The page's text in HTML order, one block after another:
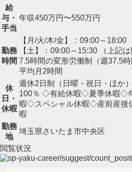
給
与・
手当
年収450万円〜550万円
勤務
時間
【月/火/木/金】：09:00～18:00
【土】：09:00～15:30 （上記
7.5時間の変形労働制（週37.5
平均月2時間
休
日・
休暇
週休2日制（日曜・祝日・ほか
100％ ◇有給休暇◇夏季休暇◇
暇◇スペシャル休暇◇産前産
暇
勤務
地
埼玉県さいたま市中央区
閲覧状況